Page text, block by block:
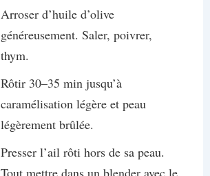
Arroser d’huile d’olive
généreusement. Saler, poivrer,
thym.
Rôtir 30–35 min jusqu’à
caramélisation légère et peau
légèrement brûlée.
Presser l’ail rôti hors de sa peau.
Tout mettre dans un blender avec le